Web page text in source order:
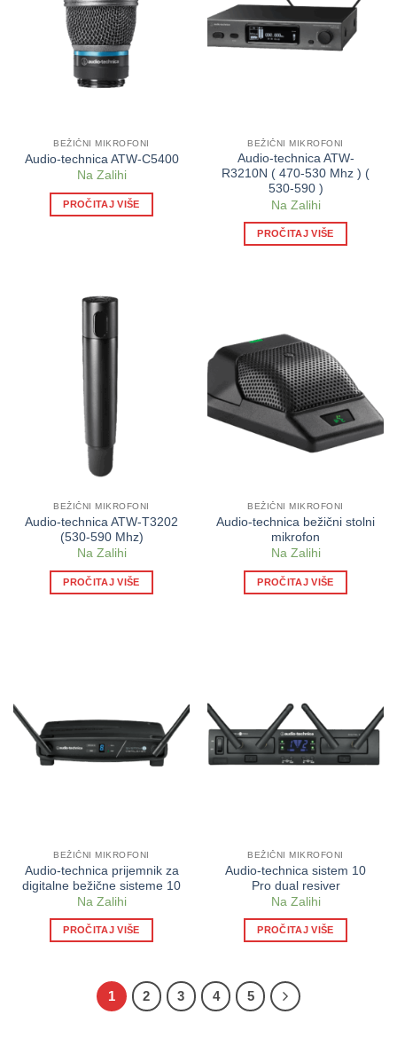
BEŽIČNI MIKROFONI
Audio-technica ATW-C5400
Na Zalihi
PROČITAJ VIŠE
BEŽIČNI MIKROFONI
Audio-technica ATW-
R3210N ( 470-530 Mhz ) (
530-590 )
Na Zalihi
PROČITAJ VIŠE
BEŽIČNI MIKROFONI
Audio-technica ATW-T3202
(530-590 Mhz)
Na Zalihi
PROČITAJ VIŠE
BEŽIČNI MIKROFONI
Audio-technica bežični stolni
mikrofon
Na Zalihi
PROČITAJ VIŠE
BEŽIČNI MIKROFONI
Audio-technica prijemnik za
digitalne bežične sisteme 10
Na Zalihi
PROČITAJ VIŠE
BEŽIČNI MIKROFONI
Audio-technica sistem 10
Pro dual resiver
Na Zalihi
PROČITAJ VIŠE
1 2 3 4 5